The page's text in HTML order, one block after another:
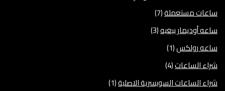
ساعات مستعملة(7)
ساعه أوديمار بيغيه(3)
ساعه رولكس(1)
شراء الساعات(4)
شراء الساعات السويسرية الاصلية(1)